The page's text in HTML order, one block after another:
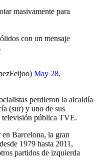
masivamente para
con un mensaje
May 28,
perdieron la alcaldía
(sur) y uno de sus
televisión pública TVE.
Barcelona, la gran
1979 hasta 2011,
partidos de izquierda